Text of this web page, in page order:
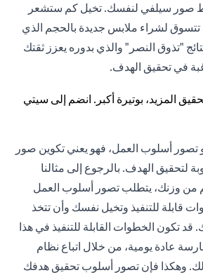
صور سيلفي لنفسك. تخيل كم ستشعر
لشراء ملابس جديدة بالحجم الذي
"تذوق النصر" والذي بدوره يعزز ثقتك
في تحقيق الهدف.
تصور أسلوب العمل، فهو يعني تكوين صور
لتحقيق الهدف. بالرجوع إلى مثالنا
لفقدان 10 كجم من وزنك، يتطلب تصور أسلوب العمل
قابلة للتنفيذ وتخيل نفسك وأن تتخذ
تكون الخطوات القابلة للتنفيذ في هذا
عادة يومية، من خلال اتباع نظام
وهكذا فإن تصور أسلوب تحقيق هدفك